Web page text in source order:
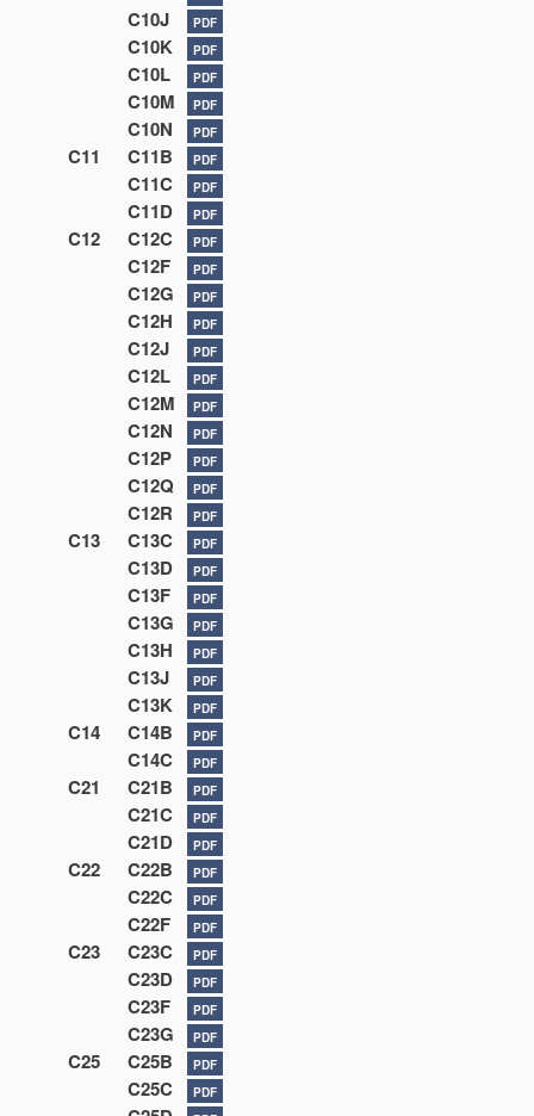
C10J PDF
C10K PDF
C10L PDF
C10M PDF
C10N PDF
C11 C11B PDF
C11C PDF
C11D PDF
C12 C12C PDF
C12F PDF
C12G PDF
C12H PDF
C12J PDF
C12L PDF
C12M PDF
C12N PDF
C12P PDF
C12Q PDF
C12R PDF
C13 C13C PDF
C13D PDF
C13F PDF
C13G PDF
C13H PDF
C13J PDF
C13K PDF
C14 C14B PDF
C14C PDF
C21 C21B PDF
C21C PDF
C21D PDF
C22 C22B PDF
C22C PDF
C22F PDF
C23 C23C PDF
C23D PDF
C23F PDF
C23G PDF
C25 C25B PDF
C25C PDF